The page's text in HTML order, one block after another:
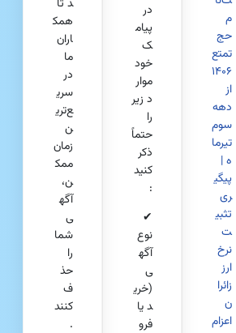
م
حج
تمتع
۱۴۰۶
از
دهه
سوم
تیرما
ه |
پیگی
ری
تثبی
ت
نرخ
ارز
زائرا
ن
اعزام‌
در
پیام
ک
خود
موار
د زیر
را
حتماً
ذکر
کنید
:
✔
نوع
آگه
ی
(خری
د یا
فرو
د تا
همک
اران
ما
در
سری
ع‌تری
ن
زمان
ممک
ن،
آگه
ی
شما
را
حذ
ف
کنند
.